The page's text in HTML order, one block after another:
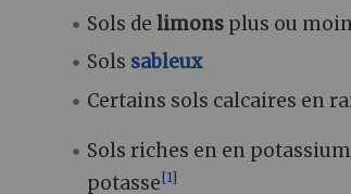
Sols delimons plus ou
Sols sableux
Certains sols calcaires en
Sols riches en en
potasse[1]